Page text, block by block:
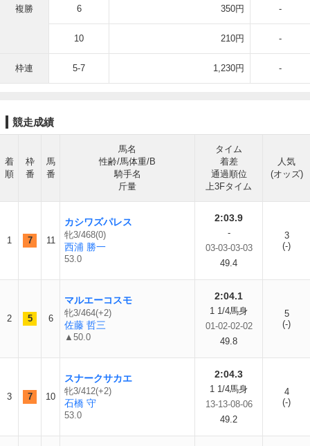
複勝 6 350円 -
10 210円 -
枠連 5-7 1,230円 -
競走成績
着
順
枠
番
馬
番
馬名
性齢/馬体重/B
騎手名
斤量
タイム
着差
通過順位
上3Fタイム
人気
(オッズ)
1 7 11
カシワズパレス
牝3/468(0)
西浦 勝一
53.0
2:03.9
-
03-03-03-03
49.4
3
(-)
2 5 6
マルエーコスモ
牝3/464(+2)
佐藤 哲三
▲50.0
2:04.1
1 1/4馬身
01-02-02-02
49.8
5
(-)
3 7 10
スナークサカエ
牝3/412(+2)
石橋 守
53.0
2:04.3
1 1/4馬身
13-13-08-06
49.2
4
(-)